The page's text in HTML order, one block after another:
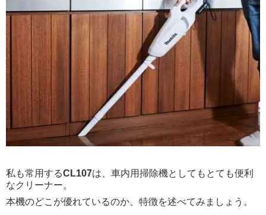
私も常用するCL107は、車内用掃除機としてもとても便利
なクリーナー。
本機のどこが優れているのか、特徴を述べてみましょう。